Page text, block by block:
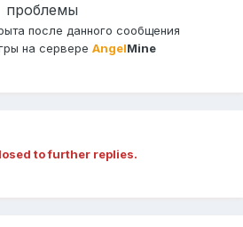
проблемы
после данного сообщения
на сервере AngelMine
to further replies.